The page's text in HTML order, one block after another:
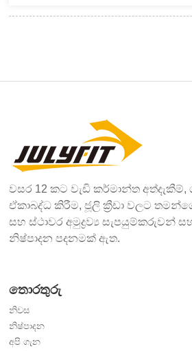
වසර 12 කට වැඩි කර්මාන්ත අත්දැකීම්,
ඒකාබද්ධ කිරීම, ජූලි ක්‍රීඩා වලට
සහ ස්ථාවර අමුද්‍රව්‍ය සැපයුම්කරුවන්
නිෂ්පාදන පදනමක් ඇත.
තොරතුරු
නිවස
නිෂ්පාදන
අපි ගැන